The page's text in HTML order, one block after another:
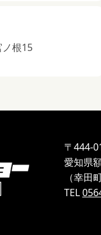
根15
〒444-
愛知県
（幸田
TEL